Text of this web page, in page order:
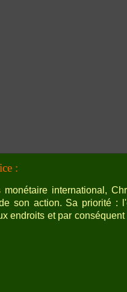
:
monétaire international,
son action. Sa priorité :
endroits et par